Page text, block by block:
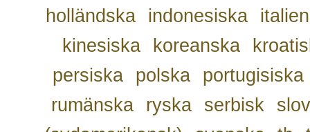
holländska
indonesiska
kinesiska
koreanska
persiska
polska
portugisiska
rumänska
ryska serbisk